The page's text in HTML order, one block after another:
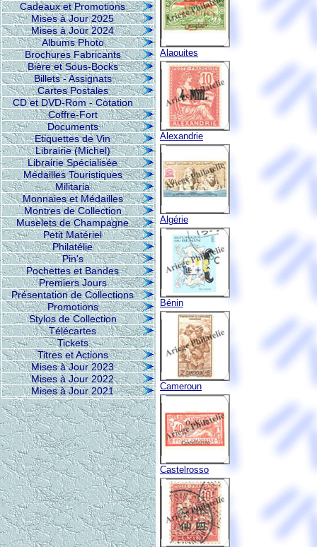
Cadeaux et Promotions
Mises à Jour 2025
Mises à Jour 2024
Albums Photo
Brochures Fabricants
Bière et Sous-Bocks
Billets - Assignats
Cartes Postales
CD et DVD-Rom - Cotation
Coffre-Fort
Documents
Etiquettes de Vin
Librairie (Michel)
Librairie Spécialisée
Médailles Touristiques
Militaria
Monnaies et Médailles
Montres de Collection
Muselets de Champagne
Petit Matériel
Philatélie
Pin's
Pochettes et Bandes
Premiers Jours
Présentation de Collections
Promotions
Stylos de Collection
Télécartes
Tickets
Titres et Actions
Mises à Jour 2023
Mises à Jour 2022
Mises à Jour 2021
Alaouites
Alexandrie
Algérie
Bénin
Cameroun
Castelrosso